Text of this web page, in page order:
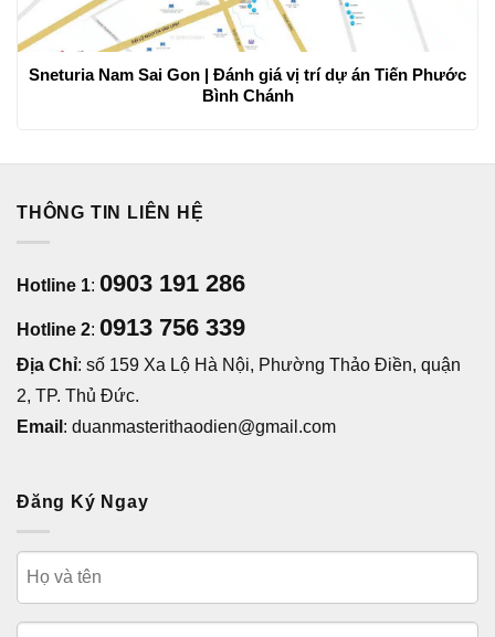
Sneturia Nam Sai Gon | Đánh giá vị trí dự án Tiến Phước
Bình Chánh
THÔNG TIN LIÊN HỆ
Hotline 1: 0903 191 286
Hotline 2: 0913 756 339
Địa Chỉ: số 159 Xa Lộ Hà Nội, Phường Thảo Điền, quận
2, TP. Thủ Đức.
Email : duanmasterithaodien@gmail.com
Đăng Ký Ngay